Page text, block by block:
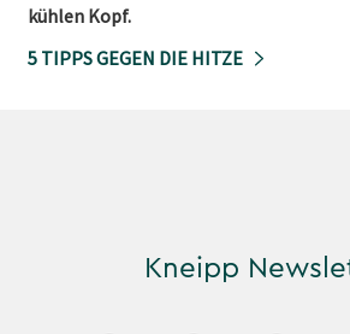
kühlen Kopf.
5 TIPPS GEGEN DIE HITZE
Kneipp